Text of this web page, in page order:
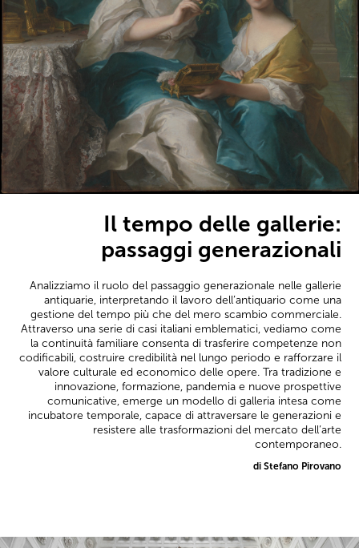
Il tempo delle gallerie:
passaggi generazionali
Analizziamo il ruolo del passaggio generazionale nelle gallerie
antiquarie, interpretando il lavoro dell’antiquario come una
gestione del tempo più che del mero scambio commerciale.
Attraverso una serie di casi italiani emblematici, vediamo come
la continuità familiare consenta di trasferire competenze non
codificabili, costruire credibilità nel lungo periodo e rafforzare il
valore culturale ed economico delle opere. Tra tradizione e
innovazione, formazione, pandemia e nuove prospettive
comunicative, emerge un modello di galleria intesa come
incubatore temporale, capace di attraversare le generazioni e
resistere alle trasformazioni del mercato dell’arte
contemporaneo.
di Stefano Pirovano